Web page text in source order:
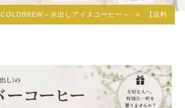
COLDBREW～水出しアイスコーヒー～ > 【送料無